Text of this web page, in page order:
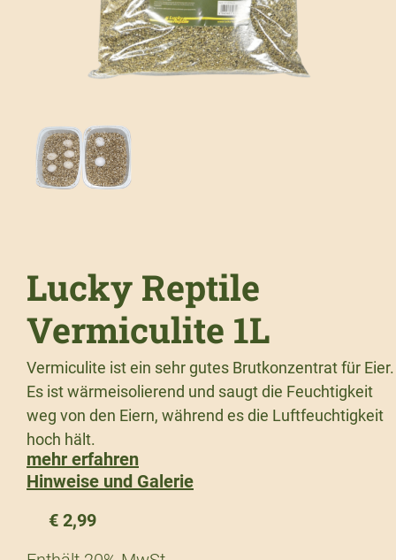
Lucky Reptile
Vermiculite 1L
Vermiculite ist ein sehr gutes Brutkonzentrat für Eier.
Es ist wärmeisolierend und saugt die Feuchtigkeit
weg von den Eiern, während es die Luftfeuchtigkeit
hoch hält.
mehr erfahren
Hinweise und Galerie
€ 2,99